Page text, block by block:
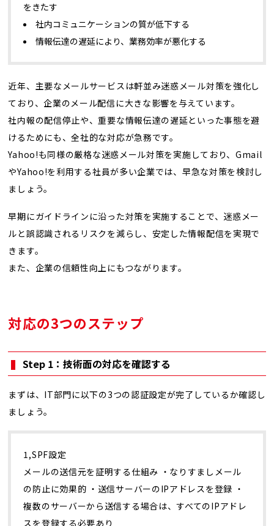
をきたす
社内コミュニケーションの質が低下する
情報伝達の遅延により、業務効率が悪化する
近年、主要なメールサービスは軒並み迷惑メール対策を強化し
ており、企業のメール配信に大きな影響を与えています。
社内報の配信停止や、重要な情報伝達の遅延といった事態を避
けるためにも、全社的な対応が急務です。
Yahoo!も同様の厳格な迷惑メール対策を実施しており、Gmail
やYahoo!を利用する社員が多い企業では、早急な対策を検討し
ましょう。
早期にガイドラインに沿った対策を実施することで、迷惑メー
ルと誤認識されるリスクを減らし、安定した情報配信を実現で
きます。
また、企業の信頼性向上にもつながります。
対応の3つのステップ
Step 1：技術面の対応を確認する
まずは、IT部門に以下の3つの認証設定が完了しているか確認し
ましょう。
1,SPF設定
メールの送信元を証明する仕組み ・なりすましメール
の防止に効果的 ・送信サーバーのIPアドレスを登録 ・
複数のサーバーから送信する場合は、すべてのIPアドレ
スを登録する必要あり